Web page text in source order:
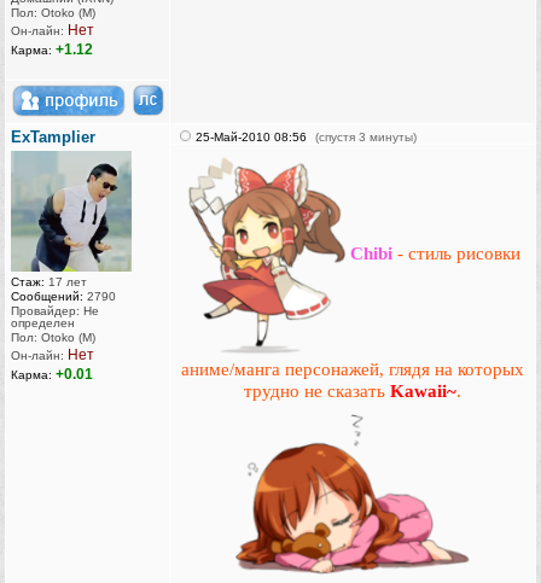
Пол: Otoko (M)
Он-лайн: Нет
Карма: +1.12
ExTamplier
Стаж: 17 лет
Сообщений: 2790
Провайдер: Не
определен
Пол: Otoko (M)
Он-лайн: Нет
Карма: +0.01
25-Май-2010 08:56 (спустя 3 минуты)
Chibi - стиль рисовки
аниме/манга персонажей, глядя на которых
трудно не сказать Kawaii~.